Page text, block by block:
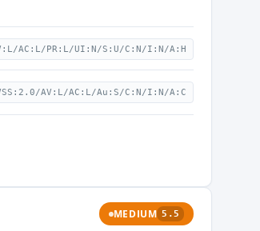
AC:L/PR:L/UI:N/S:U/C:N/I:N/A:H
AV:L/AC:L/Au:S/C:N/I:N/A:C
MEDIUM 5.5